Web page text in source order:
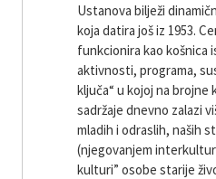
Ustanova bilježi
koja datira još iz 1953.
funkcionira kao košnica
aktivnosti, programa,
ključa“ u kojoj na
sadržaje dnevno zalazi
mladih i odraslih, naših
(njegovanjem
kulturi” osobe starije